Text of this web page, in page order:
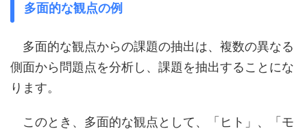
多面的な観点の例
多面的な観点からの課題の抽出は、複数の異なる
側面から問題点を分析し、課題を抽出することにな
ります。
このとき、多面的な観点として、「ヒト」、「モ